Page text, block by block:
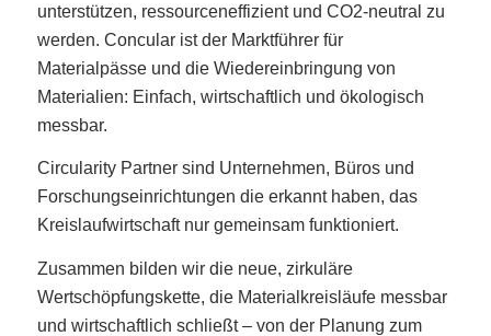
unterstützen, ressourceneffizient und CO2-neutral zu
werden. Concular ist der Marktführer für
Materialpässe und die Wiedereinbringung von
Materialien: Einfach, wirtschaftlich und ökologisch
messbar.
Circularity Partner sind Unternehmen, Büros und
Forschungseinrichtungen die erkannt haben, das
Kreislaufwirtschaft nur gemeinsam funktioniert.
Zusammen bilden wir die neue, zirkuläre
Wertschöpfungskette, die Materialkreisläufe messbar
und wirtschaftlich schließt – von der Planung zum